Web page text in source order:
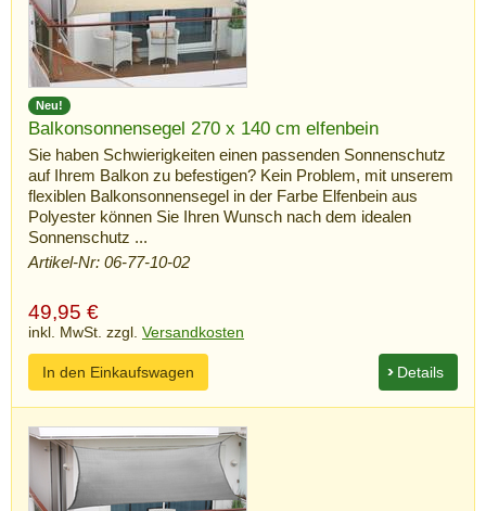
Neu!
Balkonsonnensegel 270 x 140 cm elfenbein
Sie haben Schwierigkeiten einen passenden Sonnenschutz
auf Ihrem Balkon zu befestigen? Kein Problem, mit unserem
flexiblen Balkonsonnensegel in der Farbe Elfenbein aus
Polyester können Sie Ihren Wunsch nach dem idealen
Sonnenschutz ...
Artikel-Nr: 06-77-10-02
49,95 €
inkl. MwSt. zzgl. Versandkosten
Details
In den Einkaufswagen